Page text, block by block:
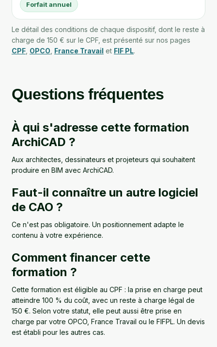
Forfait annuel
Le détail des conditions de chaque dispositif, dont le reste à
charge de 150 € sur le CPF, est présenté sur nos pages
CPF OPCO France Travail et FIF PL.
Questions fréquentes
À qui s'adresse cette formation
ArchiCAD ?
Aux architectes, dessinateurs et projeteurs qui souhaitent
produire en BIM avec ArchiCAD.
Faut-il connaître un autre logiciel
de CAO ?
Ce n'est pas obligatoire. Un positionnement adapte le
contenu à votre expérience.
Comment financer cette
formation ?
Cette formation est éligible au CPF : la prise en charge peut
atteindre 100 % du coût, avec un reste à charge légal de
150 €. Selon votre statut, elle peut aussi être prise en
charge par votre OPCO, France Travail ou le FIFPL. Un devis
est établi pour les autres cas.